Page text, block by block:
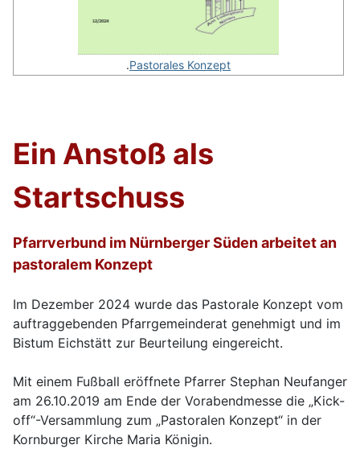
.Pastorales Konzept
Ein Anstoß als
Startschuss
Pfarrverbund im Nürnberger Süden arbeitet an
pastoralem Konzept
Im Dezember 2024 wurde das Pastorale Konzept vom
auftraggebenden Pfarrgemeinderat genehmigt und im
Bistum Eichstätt zur Beurteilung eingereicht.
Mit einem Fußball eröffnete Pfarrer Stephan Neufanger
am 26.10.2019 am Ende der Vorabendmesse die „Kick-
off“-Versammlung zum „Pastoralen Konzept“ in der
Kornburger Kirche Maria Königin.